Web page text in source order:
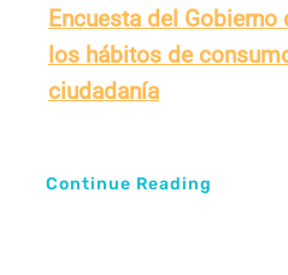
Encuesta del Gobierno
los hábitos de
ciudadanía
Continue Reading